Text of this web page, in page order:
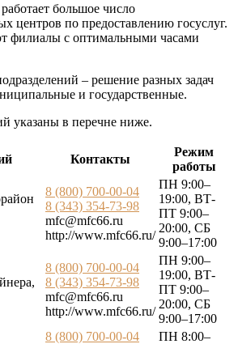
большое число
центров по предоставлению госуслуг.
филиалы с оптимальными часами
– решение разных задач
и государственные.
указаны в перечне ниже.
Контакты
Режим
работы
8 (800) 700-00-04
8 (343) 354-73-98
mfc@mfc66.ru
http://www.mfc66.ru/
ПН 9:00–
19:00, ВТ-
ПТ 9:00–
20:00, СБ
9:00–17:00
8 (800) 700-00-04
8 (343) 354-73-98
mfc@mfc66.ru
http://www.mfc66.ru/
ПН 9:00–
19:00, ВТ-
ПТ 9:00–
20:00, СБ
9:00–17:00
8 (800) 700-00-04
ПН 8:00–